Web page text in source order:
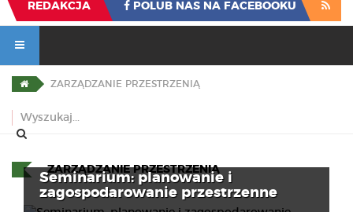
REDAKCJA POLUB NAS NA FACEBOOKU
ZARZĄDZANIE PRZESTRZENIĄ
ZARZĄDZANIE PRZESTRZENIĄ
Seminarium: planowanie i
zagospodarowanie przestrzenne